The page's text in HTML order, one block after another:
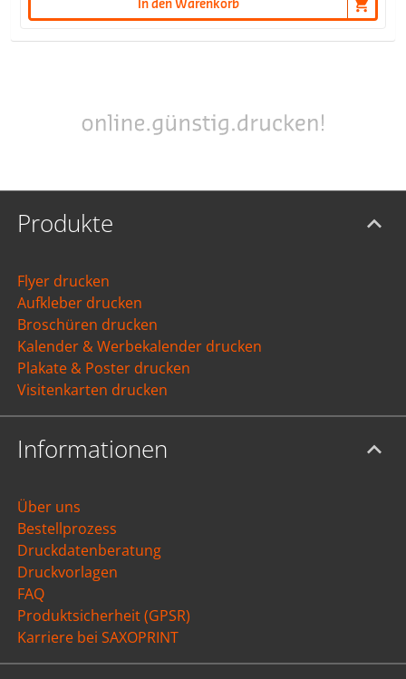
In den Warenkorb
Produkte
Flyer drucken
Aufkleber drucken
Broschüren drucken
Kalender & Werbekalender drucken
Plakate & Poster drucken
Visitenkarten drucken
Informationen
Über uns
Bestellprozess
Druckdatenberatung
Druckvorlagen
FAQ
Produktsicherheit (GPSR)
Karriere bei SAXOPRINT